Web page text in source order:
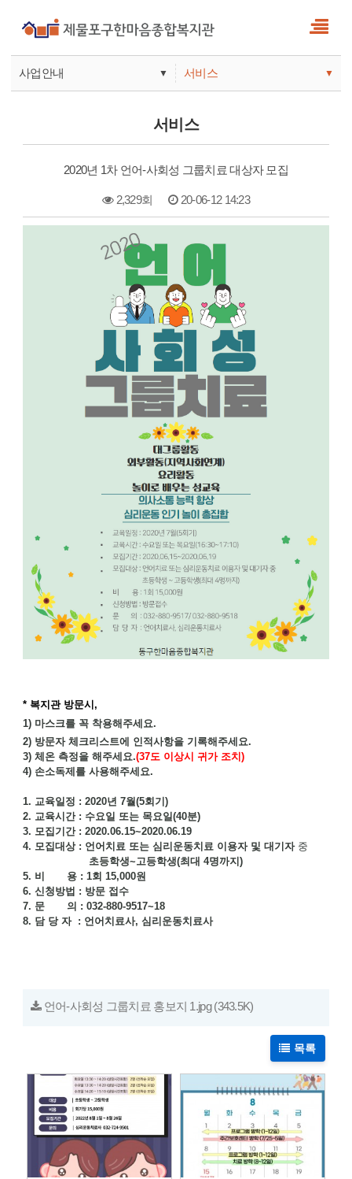
사업안내 ▼
기관안내
서비스 ▼
서비스
참여
서비스
2020년 1차 언어-사회성 그룹치료 대상자 모집
2,329회 20-06-12 14:23
* 복지관 방문시,
1) 마스크를 꼭 착용해주세요.
2) 방문자 체크리스트에 인적사항을 기록해주세요.
3) 체온 측정을 해주세요.(37도 이상시 귀가 조치)
4) 손소독제를 사용해주세요.
1. 교육일정 : 2020년 7월(5회기)
2. 교육시간 : 수요일 또는 목요일(40분)
3. 모집기간 : 2020.06.15~2020.06.19
4. 모집대상 : 언어치료 또는 심리운동치료 이용자 및 대기자 중
초등학생~고등학생(최대 4명까지)
5. 비 용 : 1회 15,000원
6. 신청방법 : 방문 접수
7. 문 의 : 032-880-9517~18
8. 담 당 자 : 언어치료사, 심리운동치료사
언어-사회성 그룹치료 홍보지 1.jpg(343.5K)
목록